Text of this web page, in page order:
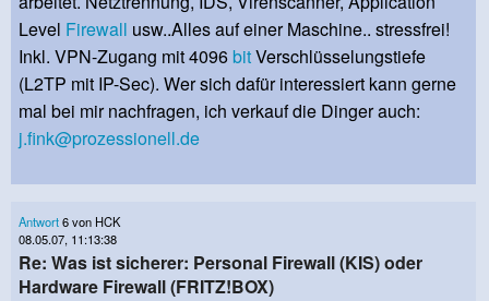
Level Firewall usw..Alles auf einer Maschine.. stressfrei!
Inkl. VPN-Zugang mit 4096bitVerschlüsselungstiefe
(L2TP mit IP-Sec). Wer sich dafür interessiert kann gerne
mal bei mir nachfragen, ich verkauf die Dinger auch:
j.fink@prozessionell.de
Antwort6 von HCK
08.05.07, 11:13:38
Re: Was ist sicherer: Personal Firewall (KIS) oder
Hardware Firewall (FRITZ!BOX)